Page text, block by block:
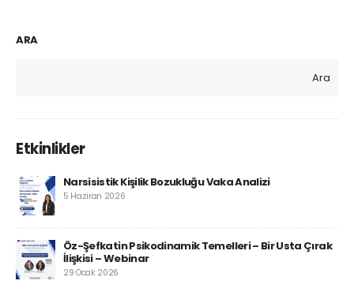
ARA
Ara
Etkinlikler
Narsisistik Kişilik Bozukluğu Vaka Analizi
5 Haziran 2026
Öz-Şefkatin Psikodinamik Temelleri – Bir Usta Çırak
İlişkisi – Webinar
29 Ocak 2026